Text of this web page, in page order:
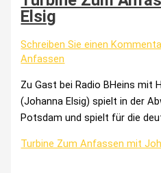
Elsig
Schreiben Sie einen
Anfassen
Zu Gast bei Radio BHeins mit
(Johanna Elsig) spielt in der
Potsdam und spielt für die
Turbine Zum Anfassen mit